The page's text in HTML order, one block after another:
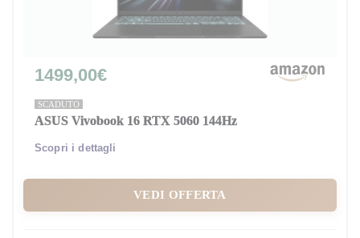
1499,00€
SCADUTO
ASUS Vivobook 16 RTX 5060 144Hz
Scopri i dettagli
VEDI OFFERTA